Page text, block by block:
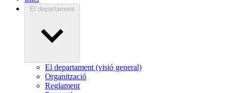
El departament
El departament (visió general)
Organització
Reglament